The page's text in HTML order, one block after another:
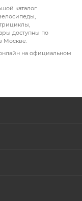
каталог
доступны по
Москве.
на официальном